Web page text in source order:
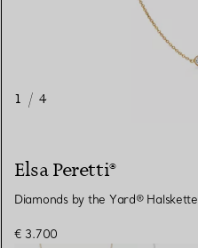
1 / 4
Elsa Peretti®
Diamonds by the Yard® Halskette
€ 3.700